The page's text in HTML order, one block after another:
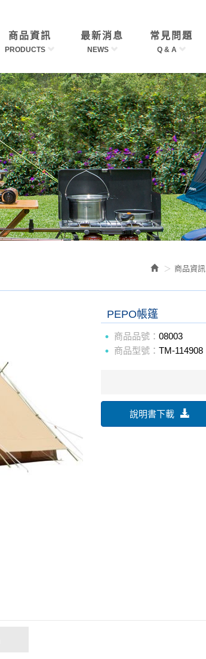
商品資訊
PRODUCTS
最新消息
NEWS
常見問題
Q & A
商品資訊
PEPO帳篷
商品品號：08003
商品型號：TM-114908
說明書下載